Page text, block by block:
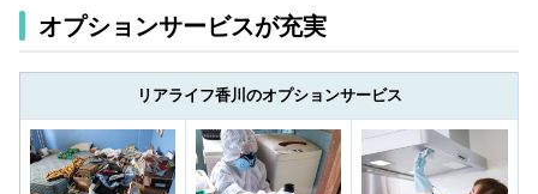
オプションサービスが充実
リアライフ香川のオプションサービス